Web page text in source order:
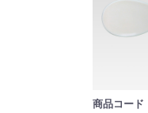
商品コード